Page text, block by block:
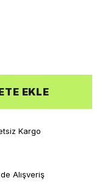
EKLE
Kargo
Alışveriş